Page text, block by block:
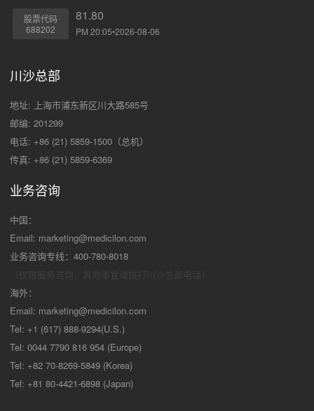
股票代码
688202
81.80
PM 20:05•2026-08-06
川沙总部
地址: 上海市浦东新区川大路585号
邮编: 201299
电话: +86 (21) 5859-1500（总机）
传真: +86 (21) 5859-6369
业务咨询
中国：
Email: marketing@medicilon.com
业务咨询专线：400-780-8018
海外：
Email: marketing@medicilon.com
Tel: +1 (617) 888-9294(U.S.)
Tel: 0044 7790 816 954 (Europe)
Tel: +82 70-8269-5849 (Korea)
Tel: +81 80-4421-6898 (Japan)